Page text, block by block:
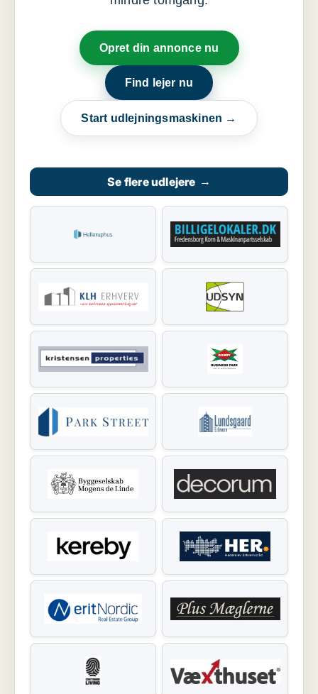
Opret din annonce nu
Find lejer nu
Start udlejningsmaskinen →
Se flere udlejere →